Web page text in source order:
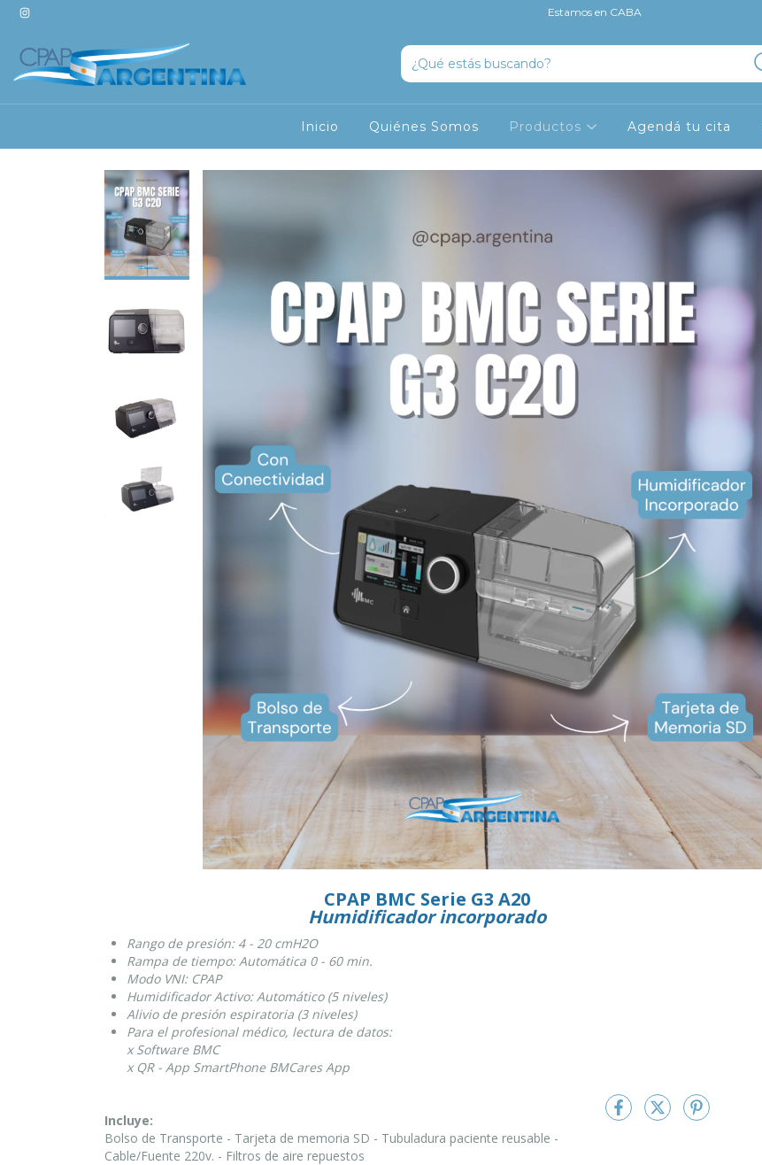
Estamos en CABA
Inicio Quiénes Somos Productos Agendá tu cita
CPAP BMC Serie G3 A20
Humidificador incorporado
Rango de presión: 4 - 20 cmH2O
Rampa de tiempo: Automática 0 - 60 min.
Modo VNI: CPAP
Humidificador Activo: Automático (5 niveles)
Alivio de presión espiratoria (3 niveles)
Para el profesional médico, lectura de datos:
x Software BMC
x QR - App SmartPhone BMCares App
Incluye:
Bolso de Transporte - Tarjeta de memoria SD - Tubuladura paciente reusable -
Cable/Fuente 220v. - Filtros de aire repuestos